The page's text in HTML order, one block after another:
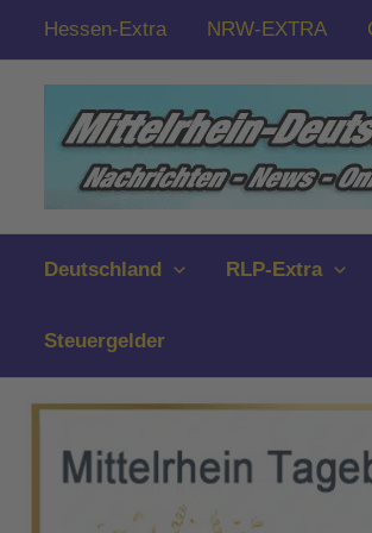
Zum
springen
Hessen-Extra NRW-EXTRA
Deutschland RLP-Extra
Steuergelder